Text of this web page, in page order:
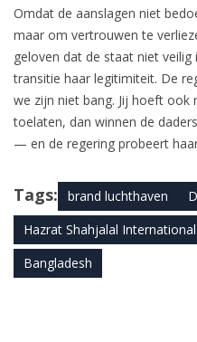
Omdat de aanslagen niet
maar om vertrouwen te
geloven dat de staat niet
transitie haar legitimiteit. De
we zijn niet bang. Jij hoeft ook
toelaten, dan winnen de
— en de regering probeert
Tags: brand luchthaven
Hazrat Shahjalal
Bangladesh